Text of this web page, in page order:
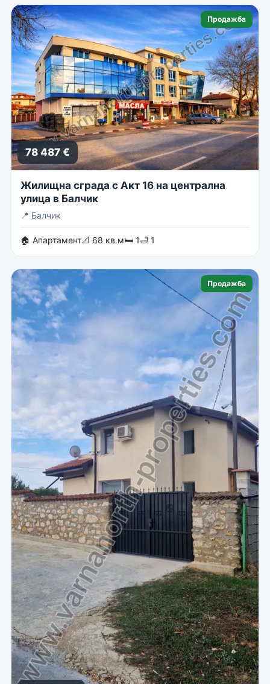
Продажба
78 487 €
Жилищна сграда с Акт 16 на централна
улица в Балчик
📍 Балчик
🏠 Апартамент📐 68 кв.м🛏 1🛁 1
Продажба